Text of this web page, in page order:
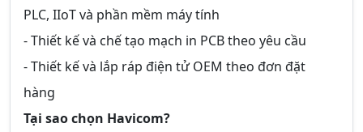
PLC, IIoT và phần mềm máy tính
- Thiết kế và chế tạo mạch in PCB theo yêu cầu
- Thiết kế và lắp ráp điện tử OEM theo đơn đặt
hàng
Tại sao chọn Havicom?